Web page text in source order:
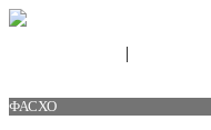
|
ФАСХО